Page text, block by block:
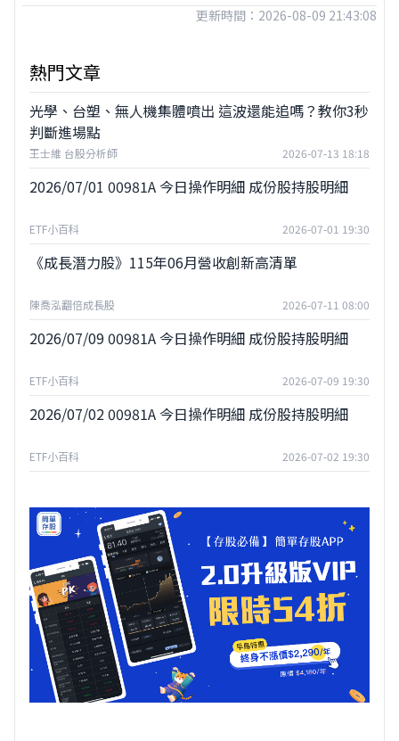
更新時間：2026-08-09 21:43:08
熱門文章
光學、台塑、無人機集體噴出 這波還能追嗎？教你3秒
判斷進場點
王士維 台股分析師 2026-07-13 18:18
2026/07/01 00981A 今日操作明細 成份股持股明細
ETF小百科 2026-07-01 19:30
《成長潛力股》115年06月營收創新高清單
陳喬泓翻倍成長股 2026-07-11 08:00
2026/07/09 00981A 今日操作明細 成份股持股明細
ETF小百科 2026-07-09 19:30
2026/07/02 00981A 今日操作明細 成份股持股明細
ETF小百科 2026-07-02 19:30